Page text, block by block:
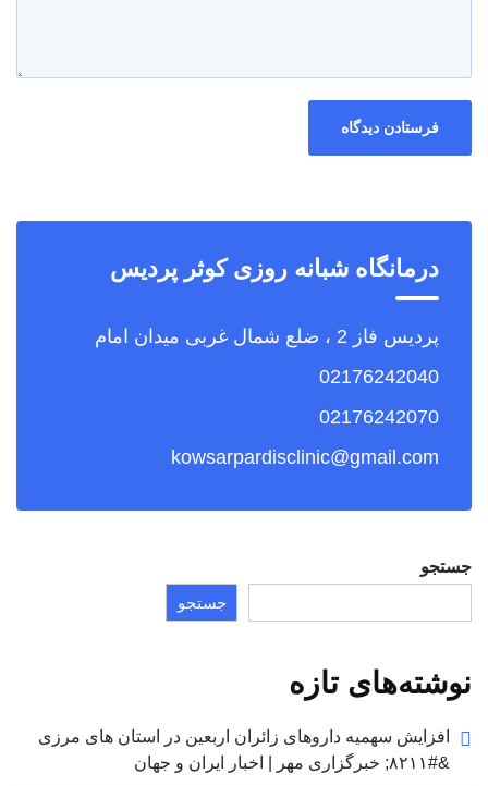
درمانگاه شبانه روزی کوثر پردیس
پردیس فاز 2 ، ضلع شمال غربی میدان امام
02176242040
02176242070
kowsarpardisclinic@gmail.com
جستجو
جستجو
نوشته‌های تازه
افزایش سهمیه داروهای زائران اربعین در استان های مرزی
&#۸۲۱۱; خبرگزاری مهر | اخبار ایران و جهان